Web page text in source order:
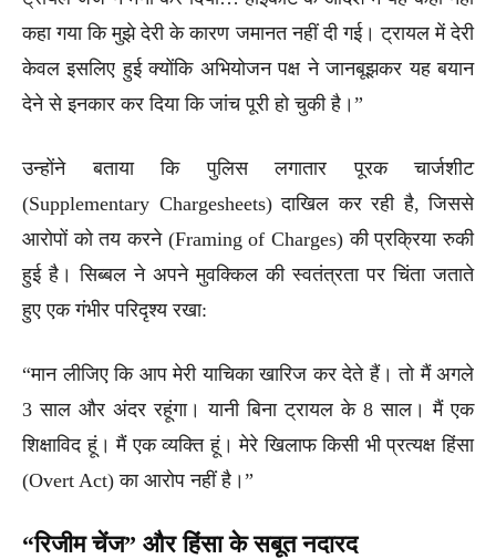
कहा गया कि मुझे देरी के कारण जमानत नहीं दी गई। ट्रायल में देरी
केवल इसलिए हुई क्योंकि अभियोजन पक्ष ने जानबूझकर यह बयान
देने से इनकार कर दिया कि जांच पूरी हो चुकी है।”
उन्होंने बताया कि पुलिस लगातार पूरक चार्जशीट
(Supplementary Chargesheets) दाखिल कर रही है, जिससे
आरोपों को तय करने (Framing of Charges) की प्रक्रिया रुकी
हुई है। सिब्बल ने अपने मुवक्किल की स्वतंत्रता पर चिंता जताते
हुए एक गंभीर परिदृश्य रखा:
“मान लीजिए कि आप मेरी याचिका खारिज कर देते हैं। तो मैं अगले
3 साल और अंदर रहूंगा। यानी बिना ट्रायल के 8 साल। मैं एक
शिक्षाविद हूं। मैं एक व्यक्ति हूं। मेरे खिलाफ किसी भी प्रत्यक्ष हिंसा
(Overt Act) का आरोप नहीं है।”
“रिजीम चेंज” और हिंसा के सबूत नदारद